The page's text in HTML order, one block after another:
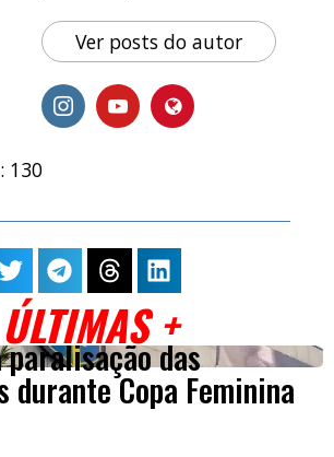
Ver posts do autor
130
ÚLTIMAS +
das
durante Copa Feminina